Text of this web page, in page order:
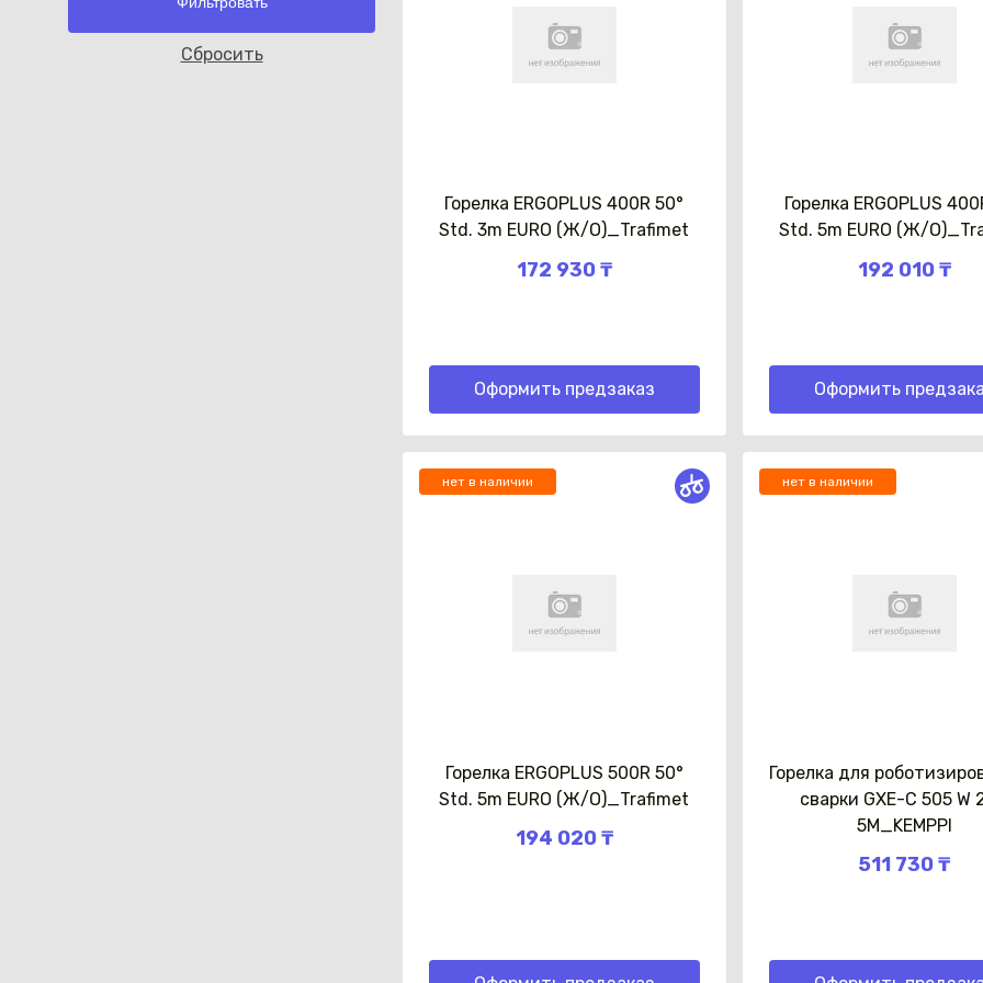
Cбросить
Горелка ERGOPLUS 400R 50°
Std. 3m EURO (Ж/О)_Trafimet
172 930 ₸
Оформить предзаказ
Горелка ERGOPLUS
Std. 5m EURO (Ж/
192 010 ₸
Оформить
нет в наличии
Горелка ERGOPLUS 500R 50°
Std. 5m EURO (Ж/О)_Trafimet
194 020 ₸
нет в наличии
Горелка для
сварки GXE-C 505 W
5M_KEMPPI
511 730 ₸